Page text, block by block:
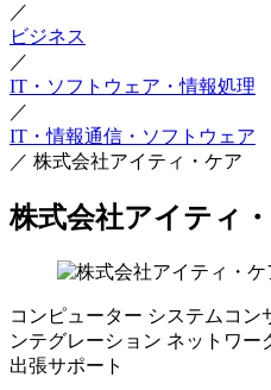
／
ビジネス
／
IT・ソフトウェア・情報処理
／
IT・情報通信・ソフトウェア
／ 株式会社アイティ・ケア
株式会社アイティ
コンピューター システムコン
ンテグレーション ネットワー
出張サポート